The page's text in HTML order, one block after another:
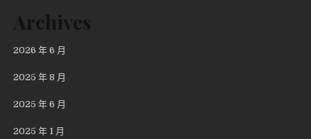
Archives
2026 年 6 月
2025 年 8 月
2025 年 6 月
2025 年 1 月